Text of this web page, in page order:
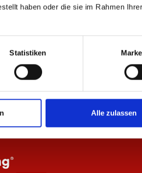
haben oder die sie im Rahmen
Statistiken
Alle zulassen